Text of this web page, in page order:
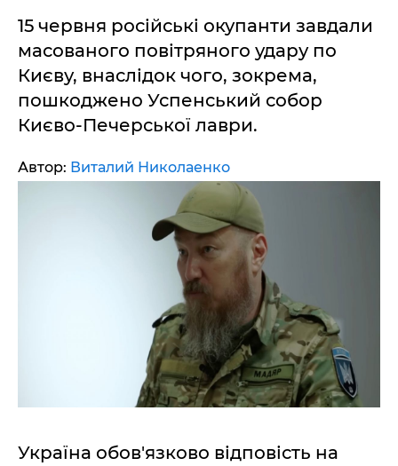
15 червня російські окупанти завдали
масованого повітряного удару по
Києву, внаслідок чого, зокрема,
пошкоджено Успенський собор
Києво-Печерської лаври.
Автор: Виталий Николаенко
Україна обов'язково відповість на